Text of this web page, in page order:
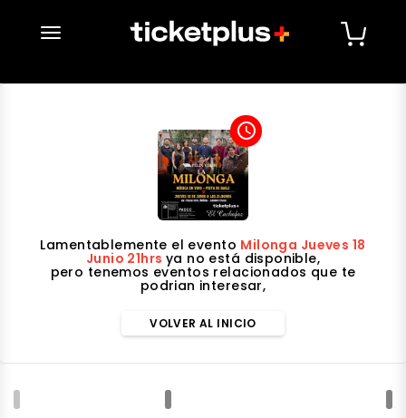
desplegar navegación
access_time
Lamentablemente el evento Milonga Jueves 18
Junio 21hrs ya no está disponible,
pero tenemos eventos relacionados que te
podrian interesar,
VOLVER AL INICIO